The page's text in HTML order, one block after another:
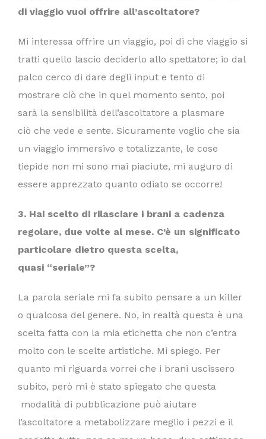
di viaggio vuoi offrire all’ascoltatore?
Mi interessa offrire un viaggio, poi di che viaggio si
tratti quello lascio deciderlo allo spettatore; io dal
palco cerco di dare degli input e tento di
mostrare ciò che in quel momento sento, poi
sarà la sensibilità dell’ascoltatore a plasmare
ciò che vede e sente. Sicuramente voglio che sia
un viaggio immersivo e totalizzante, le cose
tiepide non mi sono mai piaciute, mi auguro di
essere apprezzato quanto odiato se occorre!
3. Hai scelto di rilasciare i brani a cadenza
regolare, due volte al mese. C’è un significato
particolare dietro questa scelta,
quasi “seriale”?
La parola seriale mi fa subito pensare a un killer
o qualcosa del genere. No, in realtà questa è una
scelta fatta con la mia etichetta che non c’entra
molto con le scelte artistiche. Mi spiego. Per
quanto mi riguarda vorrei che i brani uscissero
subito, però mi è stato spiegato che questa
modalità di pubblicazione può aiutare
l’ascoltatore a metabolizzare meglio i pezzi e il